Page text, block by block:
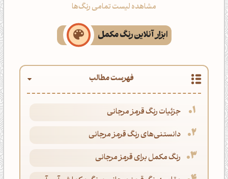
مشاهده لیست تمامی رنگ‌ها
ابزار آنلاین رنگ مکمل
فهرست مطالب
جزئیات رنگ قرمز مرجانی
دانستنی‌های رنگ قرمز مرجانی
رنگ مکمل برای قرمز مرجانی